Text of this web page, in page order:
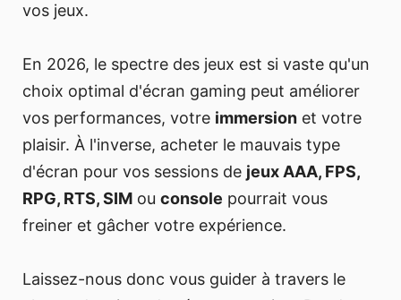
vos jeux.
En 2026, le spectre des jeux est si vaste qu'un
choix optimal d'écran gaming peut améliorer
vos performances, votre immersion et votre
plaisir. À l'inverse, acheter le mauvais type
d'écran pour vos sessions de jeux AAA, FPS,
RPG, RTS, SIM ou console pourrait vous
freiner et gâcher votre expérience.
Laissez-nous donc vous guider à travers le